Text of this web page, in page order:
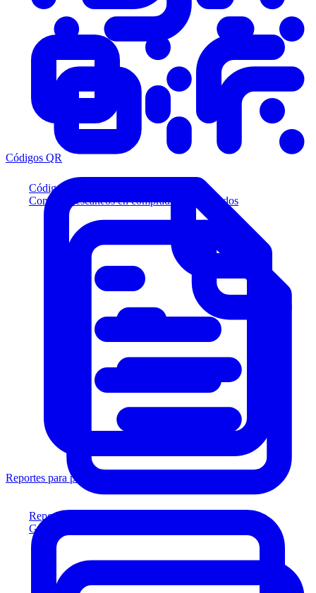
Códigos QR
Convierta escaneos en compradores calificados
Reportes para prestamistas
Genere reportes listos para el prestamista
Códigos QR
Reportes para prestamistas